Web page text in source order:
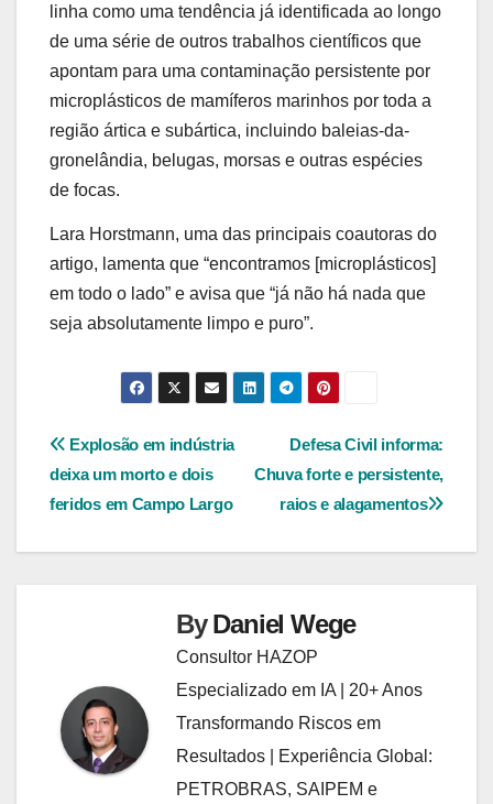
linha como uma tendência já identificada ao longo
de uma série de outros trabalhos científicos que
apontam para uma contaminação persistente por
microplásticos de mamíferos marinhos por toda a
região ártica e subártica, incluindo baleias-da-
gronelândia, belugas, morsas e outras espécies
de focas.
Lara Horstmann, uma das principais coautoras do
artigo, lamenta que “encontramos [microplásticos]
em todo o lado” e avisa que “já não há nada que
seja absolutamente limpo e puro”.
Navegação
de
Defesa Civil informa:
Chuva forte e persistente,
raios e alagamentos
Explosão em indústria
deixa um morto e dois
feridos em Campo Largo
ByDaniel Wege
Consultor HAZOP
Especializado em IA | 20+ Anos
Transformando Riscos em
Resultados | Experiência Global:
PETROBRAS, SAIPEM e